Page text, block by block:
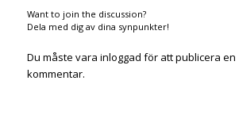
Want to join the discussion?
Dela med dig av dina synpunkter!
Du måste vara inloggad för att publicera en
kommentar.